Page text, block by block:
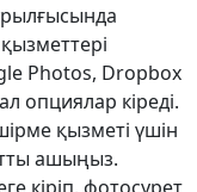
Photos, Dropbox
опциялар кіреді.
қызметі үшін
ашыңыз.